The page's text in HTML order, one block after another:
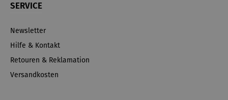
SERVICE
Newsletter
Hilfe & Kontakt
Retouren & Reklamation
Versandkosten